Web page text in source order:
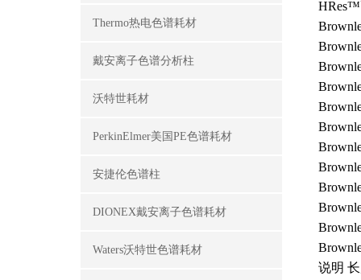
Thermo热电色谱耗材
戴安离子色谱分析柱
沃特世耗材
PerkinElmer美国PE色谱耗材
安捷伦色谱柱
DIONEX戴安离子色谱耗材
Waters沃特世色谱耗材
HRes™
说明